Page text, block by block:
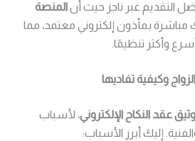
التقديم عبر ناجز حيث أنالمنصة
مباشرة بمأذون إلكتروني معتمد، مما
وأكثر تنظيمًا.
وكيفية تفاديها
عقد النكاح الإلكتروني، لأسباب
إليك أبرز الأسباب: